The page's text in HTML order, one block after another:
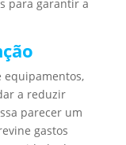
para garantir a
equipamentos,
a reduzir
parecer um
gastos